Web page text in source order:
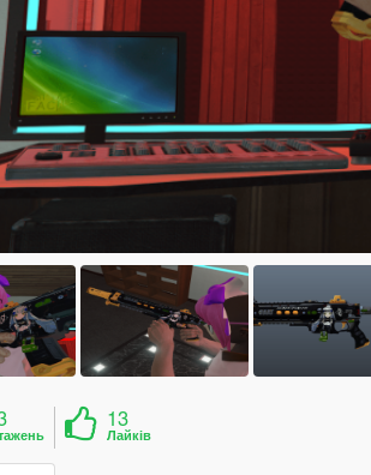
13
Лайків